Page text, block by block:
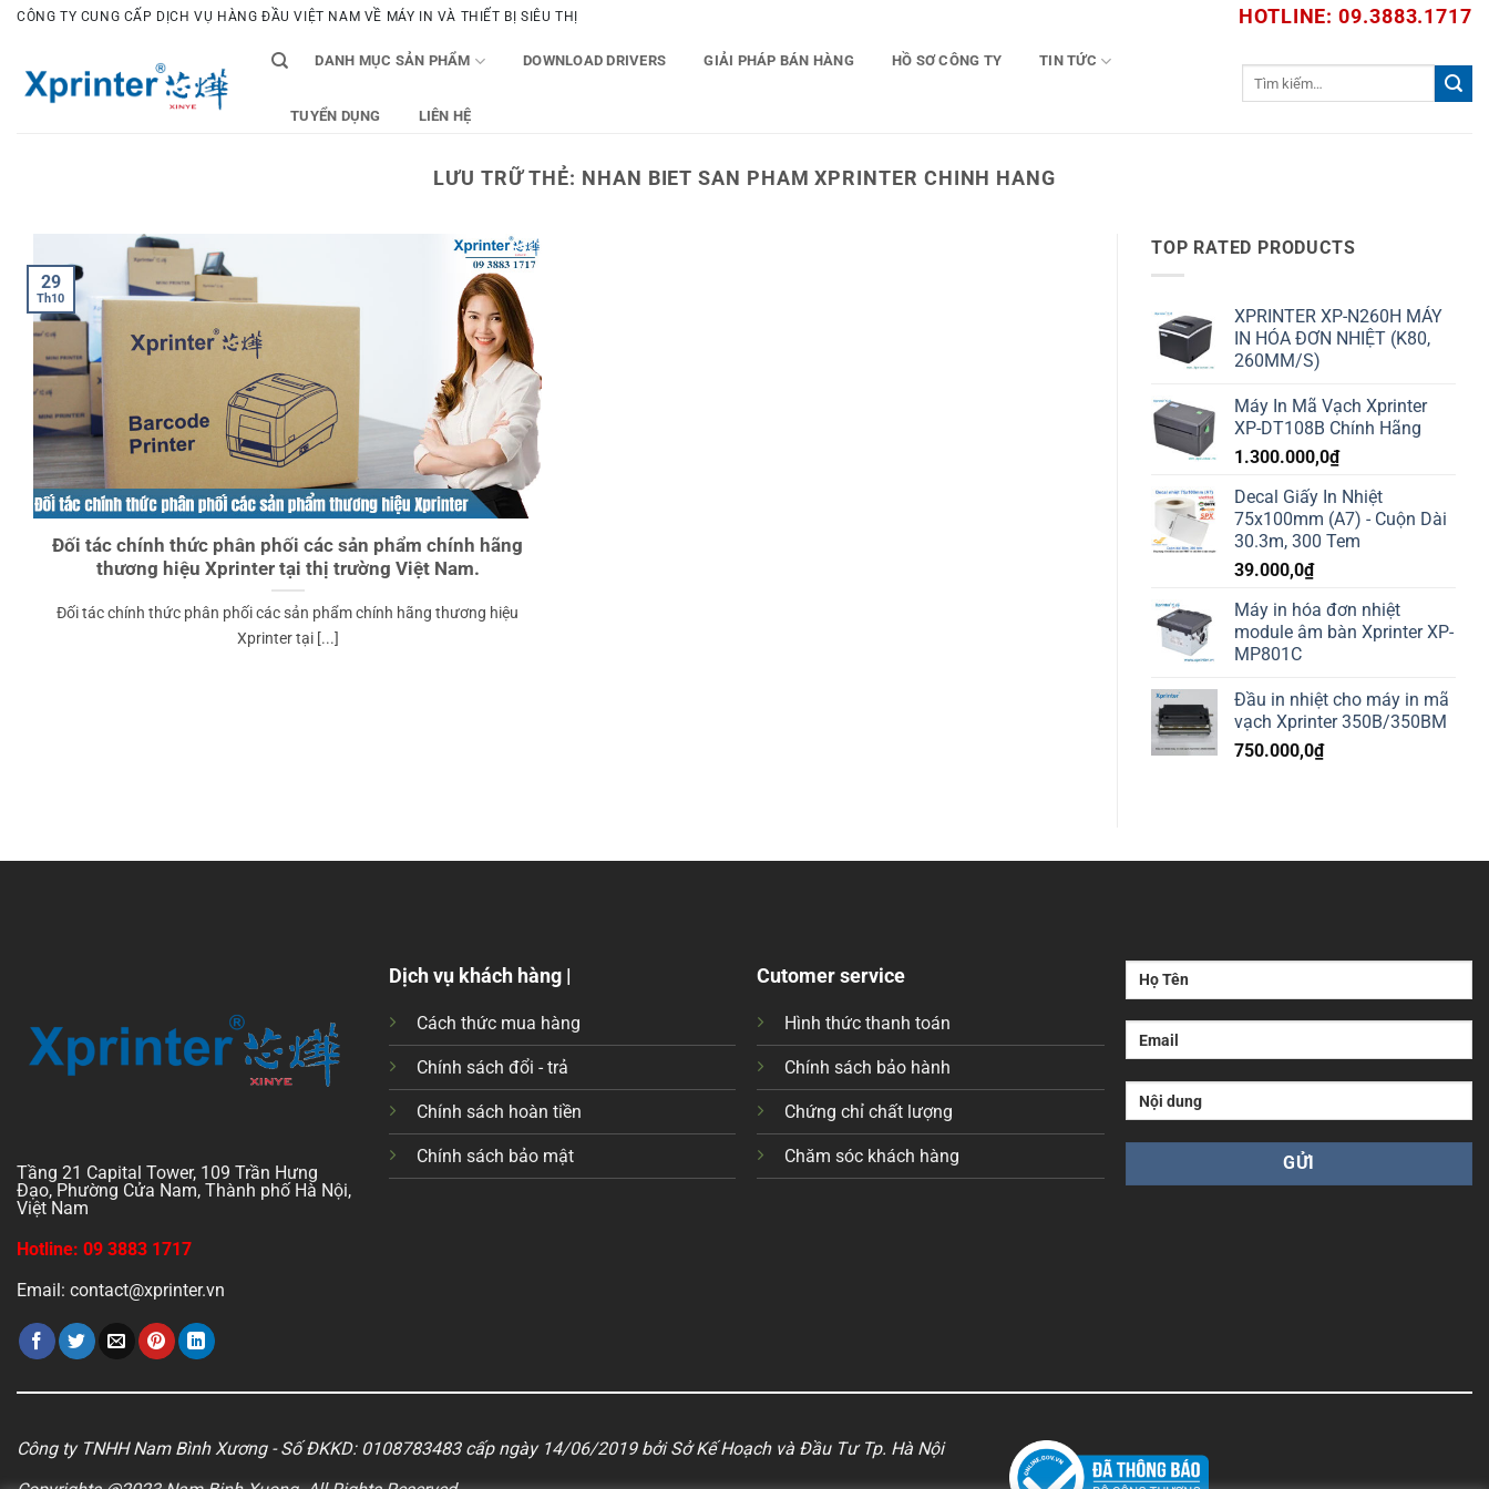
Bỏ
dung
CÔNG TY CUNG CẤP DỊCH VỤ HÀNG ĐẦU VIỆT NAM VỀ MÁY IN VÀ THIẾT BỊ SIÊU THỊ HOTLINE: 09.3883.1717
DANH MỤC SẢN PHẨM DOWNLOAD DRIVERS GIẢI PHÁP BÁN HÀNG HỒ SƠ CÔNG TY TIN TỨC
TUYỂN DỤNG LIÊN HỆ
LƯU TRỮ THẺ: NHAN BIET SAN PHAM XPRINTER CHINH HANG
Đối tác chính thức phân phối các sản phẩm chính hãng
thương hiệu Xprinter tại thị trường Việt Nam.
Đối tác chính thức phân phối các sản phẩm chính hãng thương hiệu
Xprinter tại [...]
29
Th10
TOP RATED PRODUCTS
XPRINTER XP-N260H MÁY
IN HÓA ĐƠN NHIỆT (K80,
260MM/S)
Máy In Mã Vạch Xprinter
XP-DT108B Chính Hãng
1.300.000,0₫
Decal Giấy In Nhiệt
75x100mm (A7) - Cuộn Dài
30.3m, 300 Tem
39.000,0₫
Máy in hóa đơn nhiệt
module âm bàn Xprinter XP-
MP801C
Đầu in nhiệt cho máy in mã
vạch Xprinter 350B/350BM
750.000,0₫
Tầng 21 Capital Tower, 109 Trần Hưng
Đạo, Phường Cửa Nam, Thành phố Hà Nội,
Việt Nam
Hotline: 09 3883 1717
Email: contact@xprinter.vn
Dịch vụ khách hàng |
Cách thức mua hàng
Chính sách đổi - trả
Chính sách hoàn tiền
Chính sách bảo mật
Cutomer service
Hình thức thanh toán
Chính sách bảo hành
Chứng chỉ chất lượng
Chăm sóc khách hàng
Công ty TNHH Nam Bình Xương - Số ĐKKD: 0108783483 cấp ngày 14/06/2019 bởi Sở Kế Hoạch và Đầu Tư Tp. Hà Nội